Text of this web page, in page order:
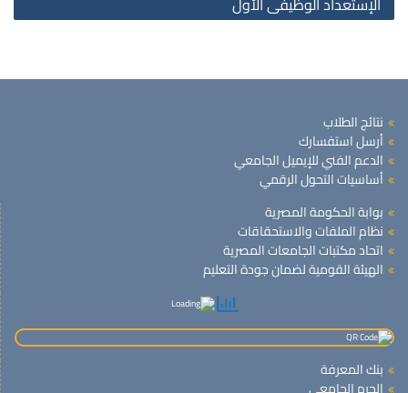
نتائج الطلاب
أرسل استفسارك
الدعم الفني للإيميل الجامعي
أساسيات التحول الرقمي
بوابة الحكومة المصرية
نظام الملفات والاستحقاقات
اتحاد مكتبات الجامعات المصرية
الهيئة القومية لضمان جودة التعليم
بنك المعرفة
الحرم الجامعى